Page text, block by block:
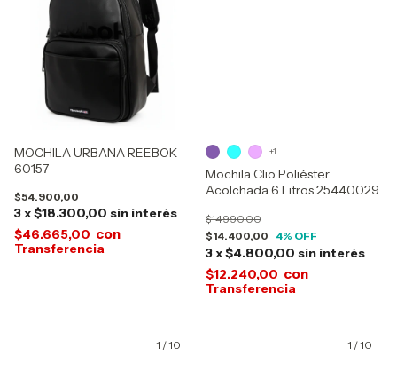
MOCHILA URBANA REEBOK
60157
$54.900,00
3x$18.300,00 sin interés
$46.665,00 con
Mochila Clio Poliéster
Acolchada 6 Litros 25440029
$14.400,00
$14.990,00
4% OFF
3x$4.800,00 sin interés
$12.240,00 con
+1
1 /10 1 /10